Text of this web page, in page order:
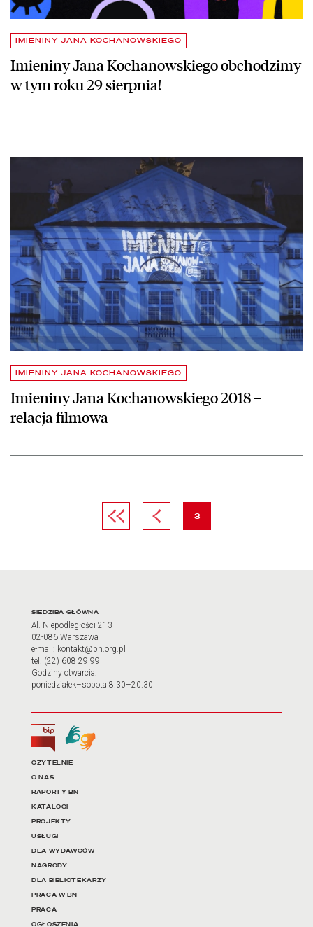
IMIENINY JANA KOCHANOWSKIEGO
Imieniny Jana Kochanowskiego obchodzimy
w tym roku 29 sierpnia!
IMIENINY JANA KOCHANOWSKIEGO
Imieniny Jana Kochanowskiego 2018 –
relacja filmowa
czytaj więcej o Imieniny Jana Kochanowskiego 2018 – relacja
Pierwsza stronaPoprzednia strona
strona
3
Adres oraz godziny
SIEDZIBA GŁÓWNA
Al. Niepodległości 213
02-086 Warszawa
e-mail: kontakt@bn.org.pl
tel. (22) 608 29 99
Godziny otwarcia:
poniedziałek–sobota 8.30–20.30
Biuletyn Informacji Publicznej
Tłumacz języka migowego
Linki do najważniejszych
CZYTELNIE
O NAS
RAPORTY BN
KATALOGI
PROJEKTY
USŁUGI
DLA WYDAWCÓW
NAGRODY
DLA BIBLIOTEKARZY
PRACA W BN
PRACA
OGŁOSZENIA